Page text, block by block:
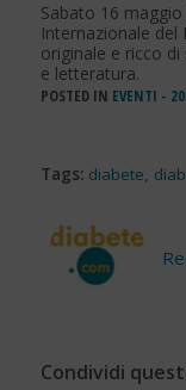
Sabato 16
Internazionale
originale e ricco
e letteratura.
POSTED IN EVENTI -
Tags: diabete,
Condividi